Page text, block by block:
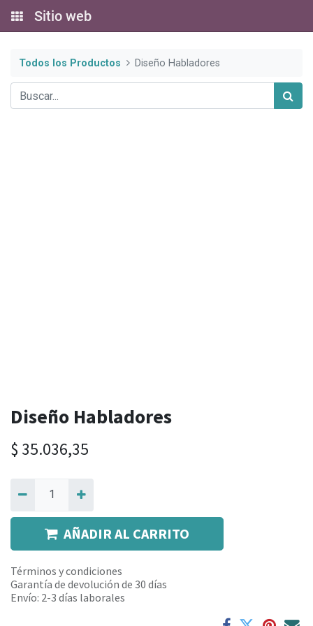
Sitio web
Todos los Productos Diseño Habladores
Diseño Habladores
$ 35.036,35
AÑADIR AL CARRITO
Términos y condiciones
Garantía de devolución de 30 días
Envío: 2-3 días laborales